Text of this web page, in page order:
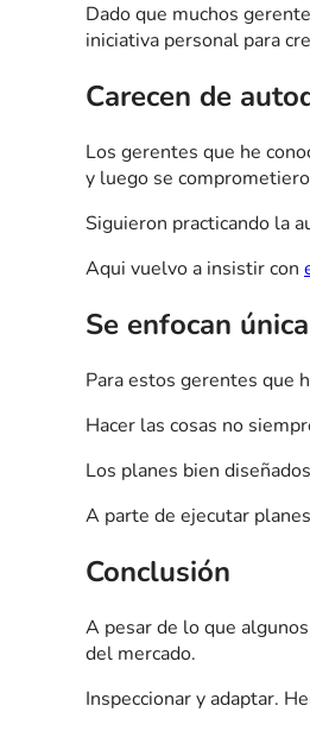
Dado que muchos
iniciativa personal para
Carecen de
Los gerentes que he
y luego se
Siguieron practicando la
Aqui vuelvo a insistir con
Se enfocan
Para estos gerentes que
Hacer las cosas no
Los planes bien
A parte de ejecutar
Conclusión
A pesar de lo que
del mercado.
Inspeccionar y adaptar.